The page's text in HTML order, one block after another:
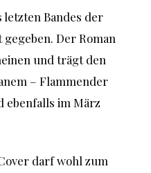
Bandes der
Der Roman
und trägt den
– Flammender
ebenfalls im März
darf wohl zum